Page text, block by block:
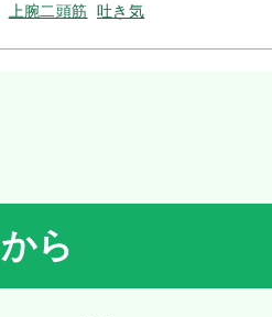
上腕二頭筋 吐き気
ら